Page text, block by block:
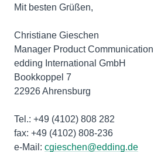
Mit besten Grüßen,
Christiane Gieschen
Manager Product Communication
edding International GmbH
Bookkoppel 7
22926 Ahrensburg
Tel.: +49 (4102) 808 282
fax: +49 (4102) 808-236
e-Mail: cgieschen@edding.de